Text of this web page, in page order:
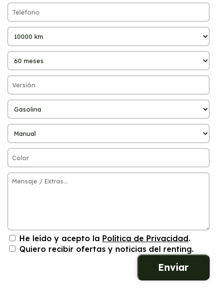
He leído y acepto la Política de Privacidad.
Quiero recibir ofertas y noticias del renting.